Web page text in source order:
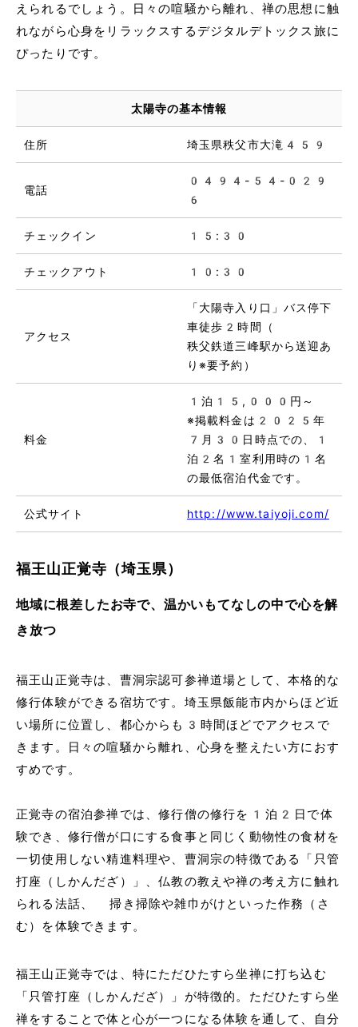
えられるでしょう。日々の喧騒から離れ、禅の思想に触
れながら心身をリラックスするデジタルデトックス旅に
ぴったりです。
太陽寺の基本情報
住所 埼玉県秩父市大滝459
電話
0494-54-029
6
チェックイン 15:30
チェックアウト 10:30
アクセス
「大陽寺入り口」バス停下
車徒歩2時間（
秩父鉄道三峰駅から送迎あ
り※要予約）
料金
1泊15,000円～
※掲載料金は2025年
7月30日時点での、1
泊2名1室利用時の1名
の最低宿泊代金です。
公式サイト http://www.taiyoji.com/
福王山正覚寺（埼玉県）
地域に根差したお寺で、温かいもてなしの中で心を解
き放つ
福王山正覚寺は、曹洞宗認可参禅道場として、本格的な
修行体験ができる宿坊です。埼玉県飯能市内からほど近
い場所に位置し、都心からも3時間ほどでアクセスで
きます。日々の喧騒から離れ、心身を整えたい方におす
すめです。
正覚寺の宿泊参禅では、修行僧の修行を1泊2日で体
験でき、修行僧が口にする食事と同じく動物性の食材を
一切使用しない精進料理や、曹洞宗の特徴である「只管
打座（しかんだざ）」、仏教の教えや禅の考え方に触れ
られる法話、 掃き掃除や雑巾がけといった作務（さ
む）を体験できます。
福王山正覚寺では、特にただひたすら坐禅に打ち込む
「只管打座（しかんだざ）」が特徴的。ただひたすら坐
禅をすることで体と心が一つになる体験を通して、自分